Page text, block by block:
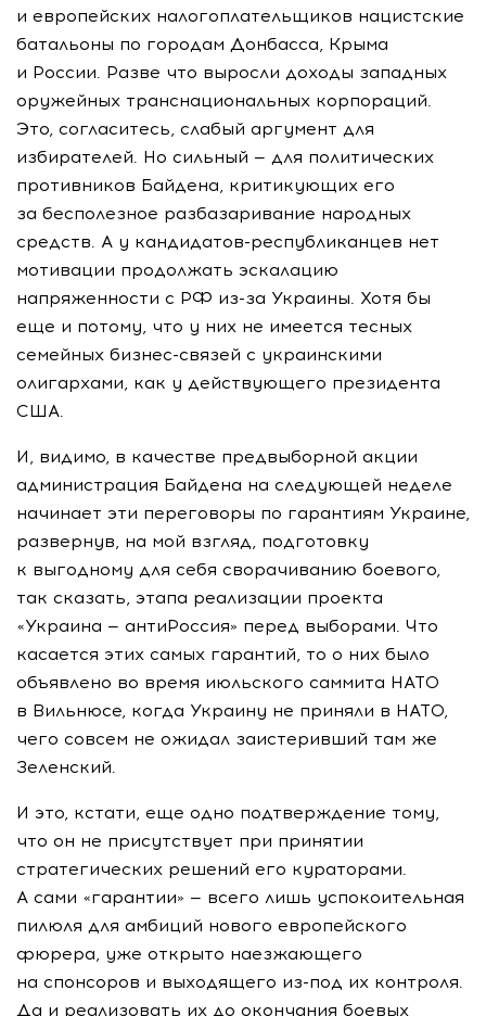
и европейских налогоплательщиков нацистские
батальоны по городам Донбасса, Крыма
и России. Разве что выросли доходы западных
оружейных транснациональных корпораций.
Это, согласитесь, слабый аргумент для
избирателей. Но сильный — для политических
противников Байдена, критикующих его
за бесполезное разбазаривание народных
средств. А у кандидатов-республиканцев нет
мотивации продолжать эскалацию
напряженности с РФ из-за Украины. Хотя бы
еще и потому, что у них не имеется тесных
семейных бизнес-связей с украинскими
олигархами, как у действующего президента
США.
И, видимо, в качестве предвыборной акции
администрация Байдена на следующей неделе
начинает эти переговоры по гарантиям Украине,
развернув, на мой взгляд, подготовку
к выгодному для себя сворачиванию боевого,
так сказать, этапа реализации проекта
«Украина — антиРоссия» перед выборами. Что
касается этих самых гарантий, то о них было
объявлено во время июльского саммита НАТО
в Вильнюсе, когда Украину не приняли в НАТО,
чего совсем не ожидал заистеривший там же
Зеленский.
И это, кстати, еще одно подтверждение тому,
что он не присутствует при принятии
стратегических решений его кураторами.
А сами «гарантии» — всего лишь успокоительная
пилюля для амбиций нового европейского
фюрера, уже открыто наезжающего
на спонсоров и выходящего из-под их контроля.
Да и реализовать их до окончания боевых